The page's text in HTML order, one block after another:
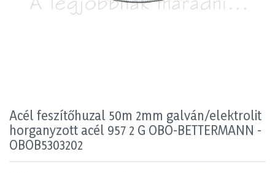
Acél feszítőhuzal 50m 2mm galván/elektrolit
horganyzott acél 957 2 G OBO-BETTERMANN -
OBOB5303202